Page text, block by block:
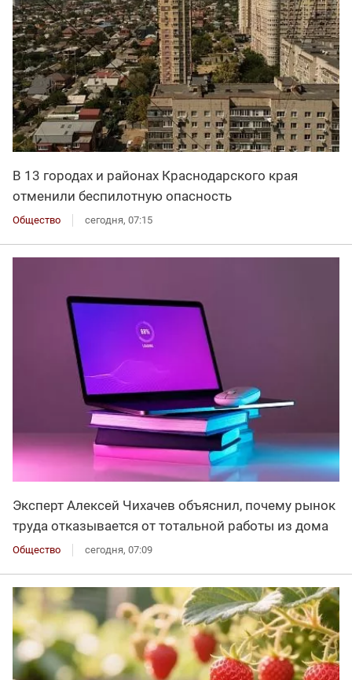
В 13 городах и районах Краснодарского края
отменили беспилотную опасность
Общество сегодня, 07:15
Эксперт Алексей Чихачев объяснил, почему рынок
труда отказывается от тотальной работы из дома
Общество сегодня, 07:09